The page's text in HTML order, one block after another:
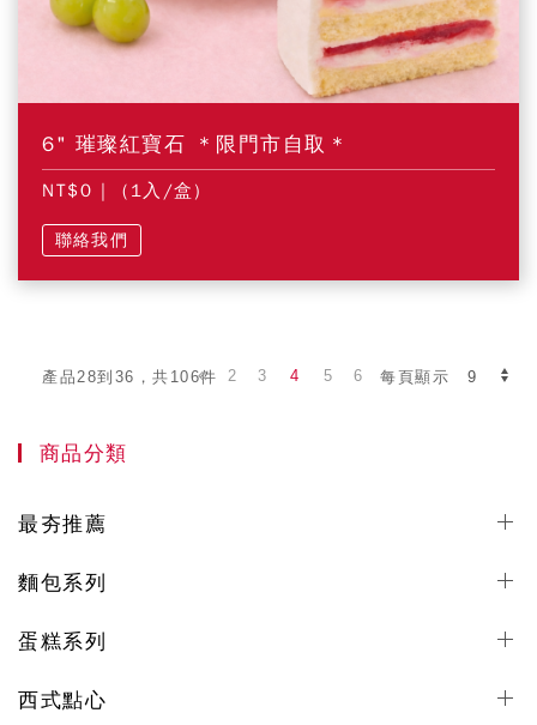
6" 璀璨紅寶石 ＊限門市自取＊
NT$0 | (1入/盒)
聯絡我們
產品28到36，共106件 每頁顯示
2 3 4 5 6
商品分類
最夯推薦
麵包系列
蛋糕系列
西式點心